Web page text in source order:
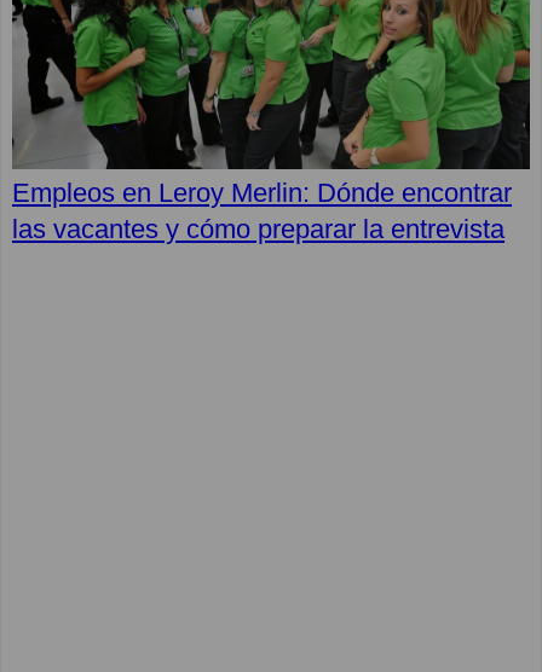
Empleos en Leroy Merlin: Dónde encontrar
las vacantes y cómo preparar la entrevista